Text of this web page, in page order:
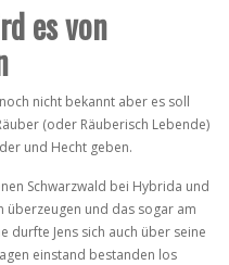
es von
nicht bekannt aber es soll
(oder Räuberisch Lebende)
und Hecht geben.
Schwarzwald bei Hybrida und
überzeugen und das sogar am
durfte Jens sich auch über seine
einstand bestanden los